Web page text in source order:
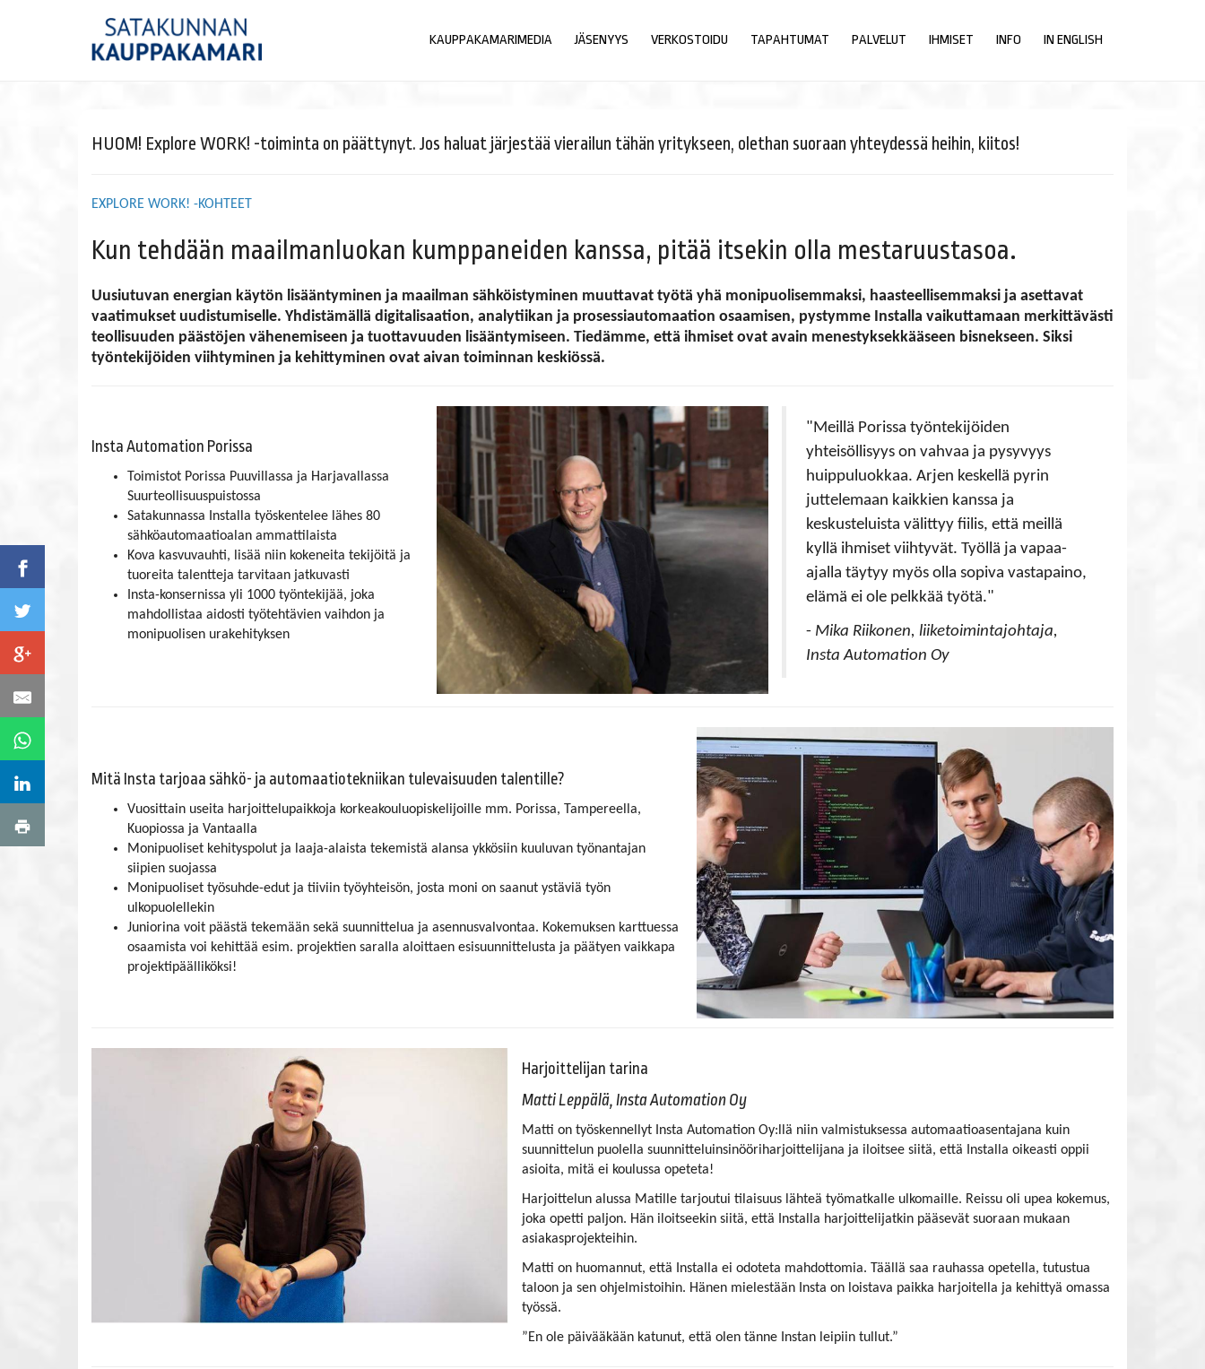
KAUPPAKAMARIMEDIA JÄSENYYS VERKOSTOIDU TAPAHTUMAT PALVELUT IHMISET INFO IN ENGLISH
HUOM! Explore WORK! -toiminta on päättynyt. Jos haluat järjestää vierailun tähän yritykseen, olethan suoraan yhteydessä heihin, kiitos!
EXPLORE WORK! -KOHTEET
Kun tehdään maailmanluokan kumppaneiden kanssa, pitää itsekin olla mestaruustasoa.
Uusiutuvan energian käytön lisääntyminen ja maailman sähköistyminen muuttavat työtä yhä monipuolisemmaksi, haasteellisemmaksi ja asettavat
vaatimukset uudistumiselle. Yhdistämällä digitalisaation, analytiikan ja prosessiautomaation osaamisen, pystymme Installa vaikuttamaan merkittävästi
teollisuuden päästöjen vähenemiseen ja tuottavuuden lisääntymiseen. Tiedämme, että ihmiset ovat avain menestyksekkääseen bisnekseen. Siksi
työntekijöiden viihtyminen ja kehittyminen ovat aivan toiminnan keskiössä.
Insta Automation Porissa
Toimistot Porissa Puuvillassa ja Harjavallassa
Suurteollisuuspuistossa
Satakunnassa Installa työskentelee lähes 80
sähköautomaatioalan ammattilaista
Kova kasvuvauhti, lisää niin kokeneita tekijöitä ja
tuoreita talentteja tarvitaan jatkuvasti
Insta-konsernissa yli 1000 työntekijää, joka
mahdollistaa aidosti työtehtävien vaihdon ja
monipuolisen urakehityksen
"Meillä Porissa työntekijöiden
yhteisöllisyys on vahvaa ja pysyvyys
huippuluokkaa. Arjen keskellä pyrin
juttelemaan kaikkien kanssa ja
keskusteluista välittyy fiilis, että meillä
kyllä ihmiset viihtyvät. Työllä ja vapaa-
ajalla täytyy myös olla sopiva vastapaino,
elämä ei ole pelkkää työtä."
- Mika Riikonen, liiketoimintajohtaja,
Insta Automation Oy
Mitä Insta tarjoaa sähkö- ja automaatiotekniikan tulevaisuuden talentille?
Vuosittain useita harjoittelupaikkoja korkeakouluopiskelijoille mm. Porissa, Tampereella,
Kuopiossa ja Vantaalla
Monipuoliset kehityspolut ja laaja-alaista tekemistä alansa ykkösiin kuuluvan työnantajan
siipien suojassa
Monipuoliset työsuhde-edut ja tiiviin työyhteisön, josta moni on saanut ystäviä työn
ulkopuolellekin
Juniorina voit päästä tekemään sekä suunnittelua ja asennusvalvontaa. Kokemuksen karttuessa
osaamista voi kehittää esim. projektien saralla aloittaen esisuunnittelusta ja päätyen vaikkapa
projektipäälliköksi!
Harjoittelijan tarina
Matti Leppälä, Insta Automation Oy
Matti on työskennellyt Insta Automation Oy:llä niin valmistuksessa automaatioasentajana kuin
suunnittelun puolella suunnitteluinsinööriharjoittelijana ja iloitsee siitä, että Installa oikeasti oppii
asioita, mitä ei koulussa opeteta!
Harjoittelun alussa Matille tarjoutui tilaisuus lähteä työmatkalle ulkomaille. Reissu oli upea kokemus,
joka opetti paljon. Hän iloitseekin siitä, että Installa harjoittelijatkin pääsevät suoraan mukaan
asiakasprojekteihin.
Matti on huomannut, että Installa ei odoteta mahdottomia. Täällä saa rauhassa opetella, tutustua
taloon ja sen ohjelmistoihin. Hänen mielestään Insta on loistava paikka harjoitella ja kehittyä omassa
työssä.
”En ole päivääkään katunut, että olen tänne Instan leipiin tullut.”